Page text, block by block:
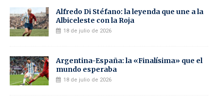
Alfredo Di Stéfano: la leyenda que une a la
Albiceleste con la Roja
18 de julio de 2026
Argentina-España: la «Finalísima» que el
mundo esperaba
18 de julio de 2026